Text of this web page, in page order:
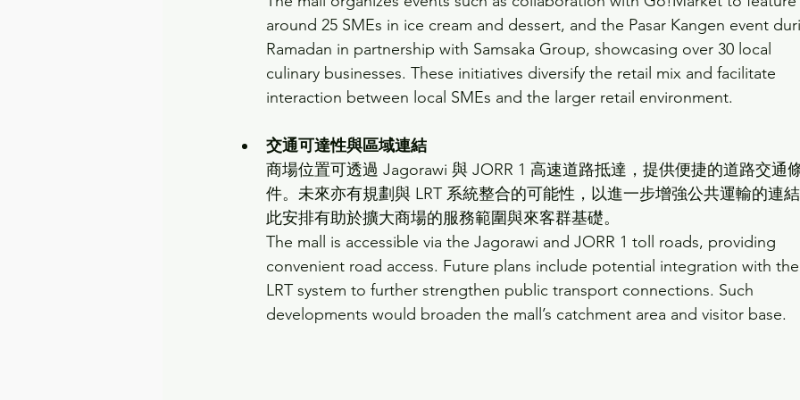
around 25 SMEs in ice cream and dessert, and the Pasar Kangen event
Ramadan in partnership with Samsaka Group, showcasing over 30 local
culinary businesses. These initiatives diversify the retail mix and facilitate
interaction between local SMEs and the larger retail environment.
交通可達性與區域連結
商場位置可透過 Jagorawi 與 JORR 1 高速道路抵達，提供便捷的道路交通
件。未來亦有規劃與 LRT 系統整合的可能性，以進一步增強公共運輸的連結
此安排有助於擴大商場的服務範圍與來客群基礎。
The mall is accessible via the Jagorawi and JORR 1 toll roads, providing
convenient road access. Future plans include potential integration with the
LRT system to further strengthen public transport connections. Such
developments would broaden the mall’s catchment area and visitor base.